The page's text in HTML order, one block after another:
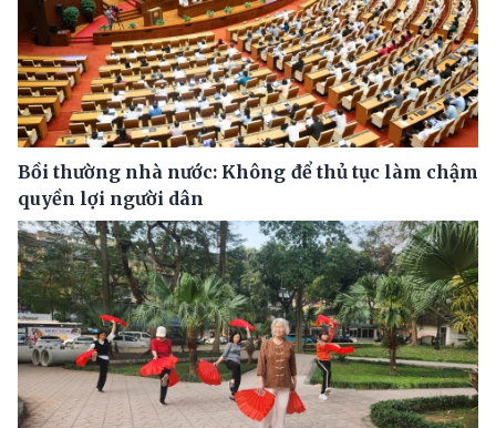
Bồi thường nhà nước: Không để thủ tục làm chậm
quyền lợi người dân